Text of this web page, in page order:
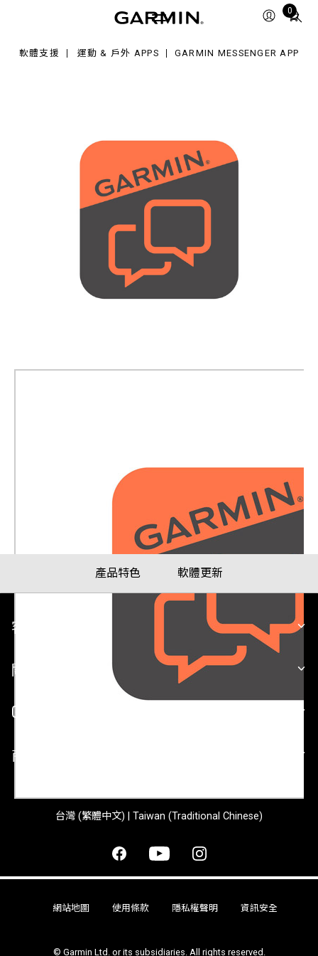
0
Total
cart:
軟體支援 運動 & 戶外 APPS GARMIN MESSENGER APP
產品料號010-MESGR-00
產品特色 軟體更新
客戶服務
關於 GARMIN
GARMIN 平台
商業合作
台灣 (繁體中文) | Taiwan (Traditional Chinese)
© Garmin Ltd. or its subsidiaries. All rights reserved.
網站地圖 使用條款 隱私權聲明 資訊安全